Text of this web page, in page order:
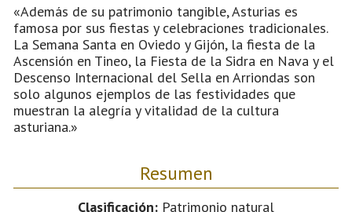
«Además de su patrimonio tangible, Asturias es
famosa por sus fiestas y celebraciones tradicionales.
La Semana Santa en Oviedo y Gijón, la fiesta de la
Ascensión en Tineo, la Fiesta de la Sidra en Nava y el
Descenso Internacional del Sella en Arriondas son
solo algunos ejemplos de las festividades que
muestran la alegría y vitalidad de la cultura
asturiana.»
Resumen
Clasificación: Patrimonio natural